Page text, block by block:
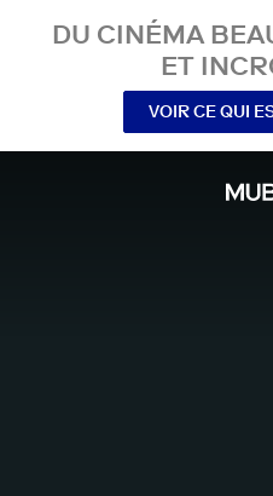
DU CINÉMA
ET
VOIR CE QUI